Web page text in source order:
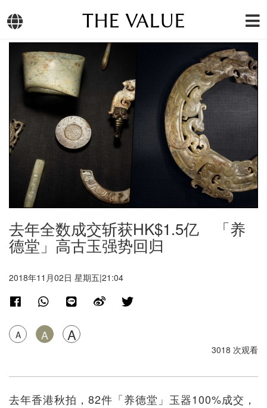
THE VALUE
去年全数成交斩获HK$1.5亿 「养
德堂」高古玉强势回归
2018年11月02日 星期五|21:04
A A A
3018 次观看
去年香港秋拍，82件「养德堂」玉器100%成交，